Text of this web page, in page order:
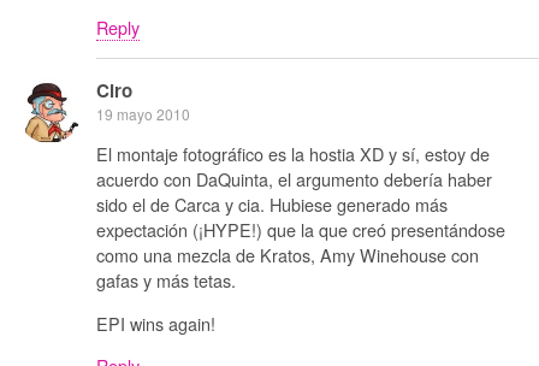
Reply
Ciro
19 mayo 2010
El montaje fotográfico es la hostia XD y sí, estoy de
acuerdo con DaQuinta, el argumento debería haber
sido el de Carca y cia. Hubiese generado más
expectación (¡HYPE!) que la que creó presentándose
como una mezcla de Kratos, Amy Winehouse con
gafas y más tetas.
EPI wins again!